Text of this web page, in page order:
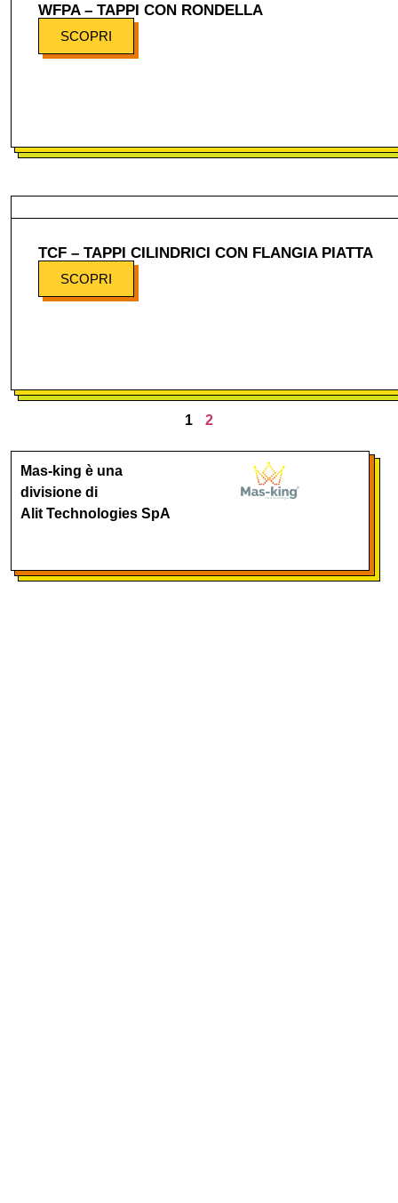
WFPA – TAPPI CON RONDELLA
SCOPRI
TCF – TAPPI CILINDRICI CON FLANGIA PIATTA
SCOPRI
1 2
Mas-king è una
divisione di
Alit Technologies SpA